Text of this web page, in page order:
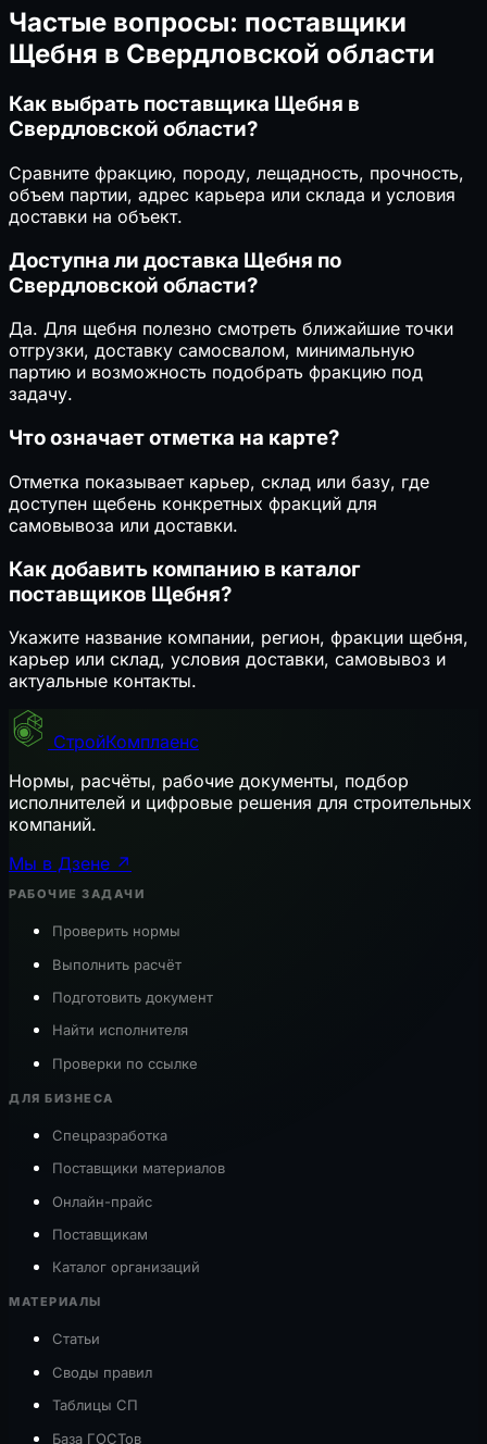
Частые вопросы: поставщики
Щебня в Свердловской области
Как выбрать поставщика Щебня в
Свердловской области?
Сравните фракцию, породу, лещадность, прочность,
объем партии, адрес карьера или склада и условия
доставки на объект.
Доступна ли доставка Щебня по
Свердловской области?
Да. Для щебня полезно смотреть ближайшие точки
отгрузки, доставку самосвалом, минимальную
партию и возможность подобрать фракцию под
задачу.
Что означает отметка на карте?
Отметка показывает карьер, склад или базу, где
доступен щебень конкретных фракций для
самовывоза или доставки.
Как добавить компанию в каталог
поставщиков Щебня?
Укажите название компании, регион, фракции щебня,
карьер или склад, условия доставки, самовывоз и
актуальные контакты.
СтройКомплаенс
Нормы, расчёты, рабочие документы, подбор
исполнителей и цифровые решения для строительных
компаний.
Мы в Дзене ↗
РАБОЧИЕ ЗАДАЧИ
Проверить нормы
Выполнить расчёт
Подготовить документ
Найти исполнителя
Проверки по ссылке
ДЛЯ БИЗНЕСА
Спецразработка
Поставщики материалов
Онлайн-прайс
Поставщикам
Каталог организаций
МАТЕРИАЛЫ
Статьи
Своды правил
Таблицы СП
База ГОСТов